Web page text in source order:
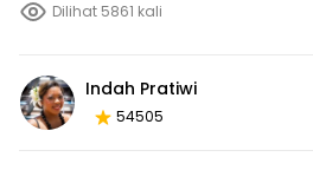
Dilihat 5861 kali
Indah Pratiwi
54505